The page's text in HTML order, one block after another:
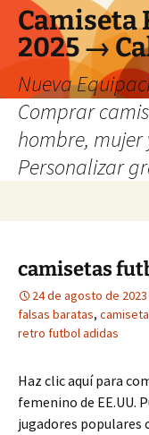
Camiseta
2025 →
Nueva
Comprar
hombre, mujer
Personalizar
camisetas
24 de agosto de 2023
falsas baratas,
retro futbol adidas
Haz clic aquí para
femenino de EE.UU.
jugadores populares